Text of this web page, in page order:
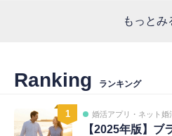
もっとみ
Ranking ランキング
1 婚活アプリ・ネット婚
【2025年版】